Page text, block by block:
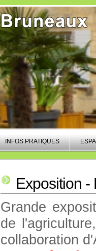
INFOS PRATIQUES
Exposition -
Grande
de
collaboration